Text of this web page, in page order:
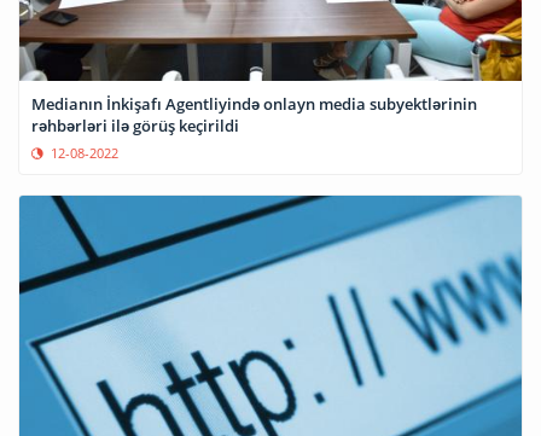
Medianın İnkişafı Agentliyində onlayn media subyektlərinin
rəhbərləri ilə görüş keçirildi
12-08-2022